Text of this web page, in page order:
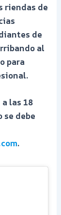
riendas de
de
al
para
las 18
se debe
.